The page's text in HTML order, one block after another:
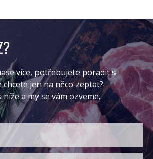
více, potřebujete poradit s
jen na něco zeptat?
a my se vám ozveme.